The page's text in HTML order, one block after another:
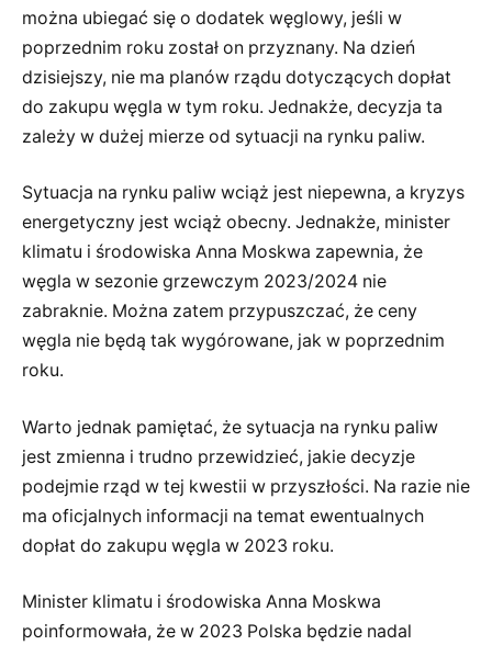
można ubiegać się o dodatek węglowy, jeśli w
poprzednim roku został on przyznany. Na dzień
dzisiejszy, nie ma planów rządu dotyczących dopłat
do zakupu węgla w tym roku. Jednakże, decyzja ta
zależy w dużej mierze od sytuacji na rynku paliw.
Sytuacja na rynku paliw wciąż jest niepewna, a kryzys
energetyczny jest wciąż obecny. Jednakże, minister
klimatu i środowiska Anna Moskwa zapewnia, że
węgla w sezonie grzewczym 2023/2024 nie
zabraknie. Można zatem przypuszczać, że ceny
węgla nie będą tak wygórowane, jak w poprzednim
roku.
Warto jednak pamiętać, że sytuacja na rynku paliw
jest zmienna i trudno przewidzieć, jakie decyzje
podejmie rząd w tej kwestii w przyszłości. Na razie nie
ma oficjalnych informacji na temat ewentualnych
dopłat do zakupu węgla w 2023 roku.
Minister klimatu i środowiska Anna Moskwa
poinformowała, że w 2023 Polska będzie nadal